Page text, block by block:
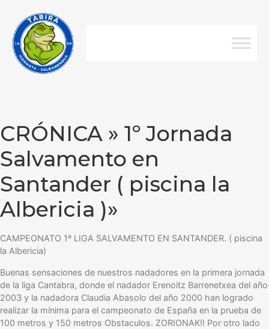
CRÓNICA » 1º Jornada
Salvamento en
Santander ( piscina la
Albericia )»
CAMPEONATO 1º LIGA SALVAMENTO EN SANTANDER. ( piscina
la Albericia)
Buenas sensaciones de nuestros nadadores en la primera jornada
de la liga Cantabra, donde el nadador Erenoitz Barrenetxea del año
2003 y la nadadora Claudia Abasolo del año 2000 han logrado
realizar la mínima para el campeonato de España en la prueba de
100 metros y 150 metros Obstaculos. ZORIONAK!! Por otro lado